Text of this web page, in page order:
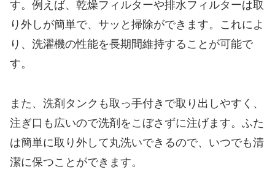
す。例えば、乾燥フィルターや排水フィルターは取
り外しが簡単で、サッと掃除ができます。これによ
り、洗濯機の性能を長期間維持することが可能で
す。
また、洗剤タンクも取っ手付きで取り出しやすく、
注ぎ口も広いので洗剤をこぼさずに注げます。ふた
は簡単に取り外して丸洗いできるので、いつでも清
潔に保つことができます。